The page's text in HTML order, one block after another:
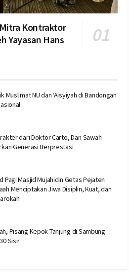
Kontraktor
Yayasan Hans
Muslimat NU dan ‘Aisyiyah di Bandongan
dari Doktor Carto, Dari Sawah
Generasi Berprestasi
Pagi Masjid Mujahidin Getas Pejaten
Menciptakan Jiwa Disiplin, Kuat, dan
Pisang Kepok Tanjung di Sambung
Sisir